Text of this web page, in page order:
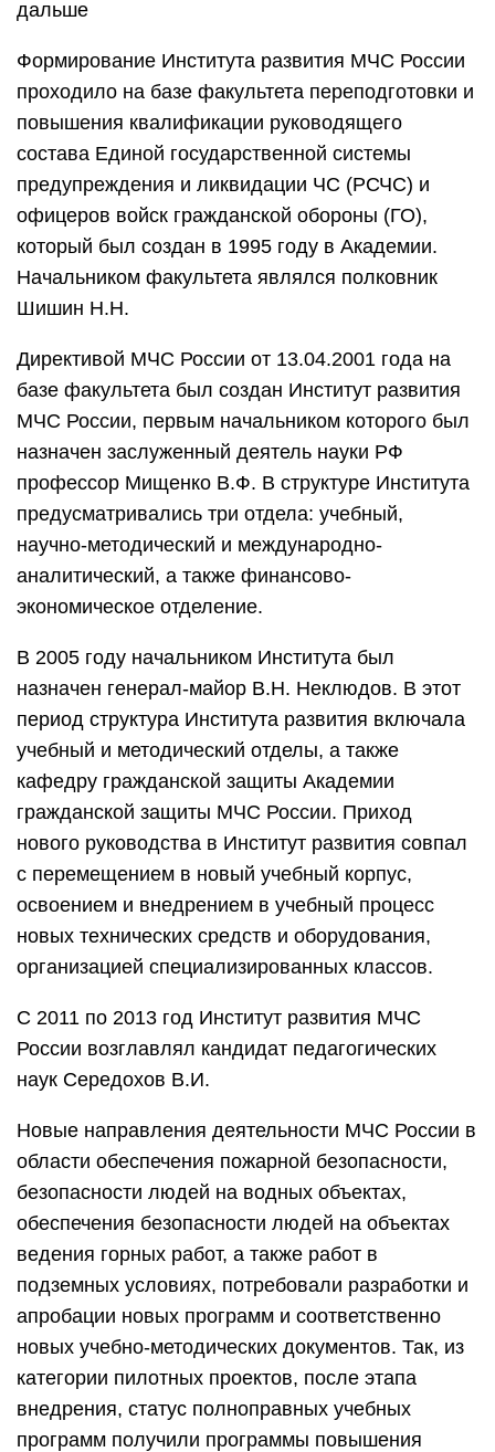
дальше
Формирование Института развития МЧС России
проходило на базе факультета переподготовки и
повышения квалификации руководящего
состава Единой государственной системы
предупреждения и ликвидации ЧС (РСЧС) и
офицеров войск гражданской обороны (ГО),
который был создан в 1995 году в Академии.
Начальником факультета являлся полковник
Шишин Н.Н.
Директивой МЧС России от 13.04.2001 года на
базе факультета был создан Институт развития
МЧС России, первым начальником которого был
назначен заслуженный деятель науки РФ
профессор Мищенко В.Ф. В структуре Института
предусматривались три отдела: учебный,
научно-методический и международно-
аналитический, а также финансово-
экономическое отделение.
В 2005 году начальником Института был
назначен генерал-майор В.Н. Неклюдов. В этот
период структура Института развития включала
учебный и методический отделы, а также
кафедру гражданской защиты Академии
гражданской защиты МЧС России. Приход
нового руководства в Институт развития совпал
с перемещением в новый учебный корпус,
освоением и внедрением в учебный процесс
новых технических средств и оборудования,
организацией специализированных классов.
С 2011 по 2013 год Институт развития МЧС
России возглавлял кандидат педагогических
наук Середохов В.И.
Новые направления деятельности МЧС России в
области обеспечения пожарной безопасности,
безопасности людей на водных объектах,
обеспечения безопасности людей на объектах
ведения горных работ, а также работ в
подземных условиях, потребовали разработки и
апробации новых программ и соответственно
новых учебно-методических документов. Так, из
категории пилотных проектов, после этапа
внедрения, статус полноправных учебных
программ получили программы повышения